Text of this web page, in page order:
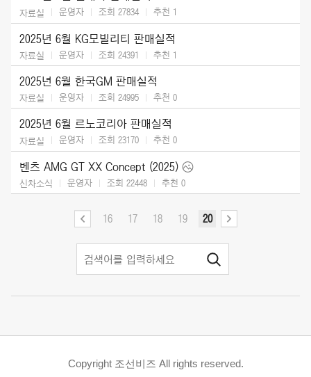
자료실 운영자 조회 27834 추천 1
2025년 6월 KG모빌리티 판매실적
자료실 운영자 조회 24391 추천 1
2025년 6월 한국GM 판매실적
자료실 운영자 조회 24995 추천 0
2025년 6월 르노코리아 판매실적
자료실 운영자 조회 23170 추천 0
벤츠 AMG GT XX Concept (2025)
신차소식 운영자 조회 22448 추천 0
16 17 18 19 20
Copyright 조선비즈 All rights reserved.